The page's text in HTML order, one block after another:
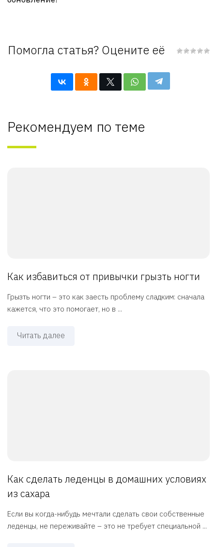
Помогла статья? Оцените её
Рекомендуем по теме
Как избавиться от привычки грызть ногти
Грызть ногти – это как заесть проблему сладким: сначала
кажется, что это помогает, но в ...
Читать далее
Как сделать леденцы в домашних условиях
из сахара
Если вы когда-нибудь мечтали сделать свои собственные
леденцы, не переживайте – это не требует специальной ...